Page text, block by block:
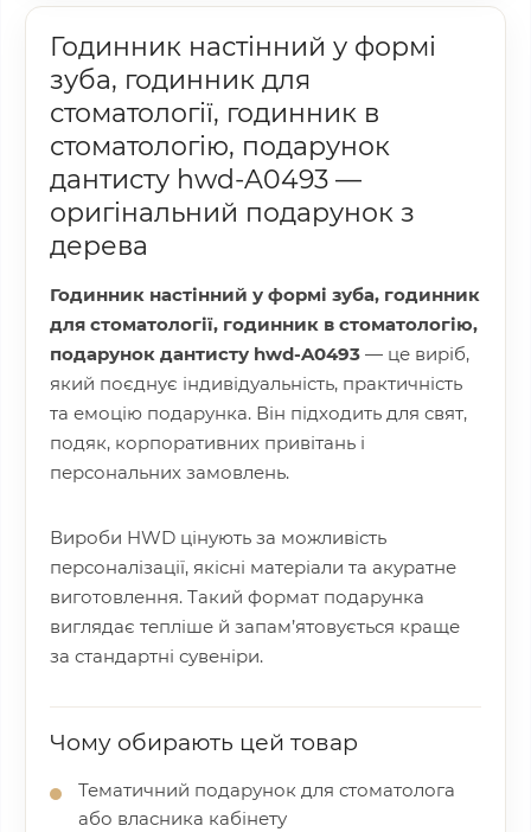
Годинник настінний у формі
зуба, годинник для
стоматології, годинник в
стоматологію, подарунок
дантисту hwd-A0493 —
оригінальний подарунок з
дерева
Годинник настінний у формі зуба, годинник
для стоматології, годинник в стоматологію,
подарунок дантисту hwd-A0493 — це виріб,
який поєднує індивідуальність, практичність
та емоцію подарунка. Він підходить для свят,
подяк, корпоративних привітань і
персональних замовлень.
Вироби HWD цінують за можливість
персоналізації, якісні матеріали та акуратне
виготовлення. Такий формат подарунка
виглядає тепліше й запам’ятовується краще
за стандартні сувеніри.
Чому обирають цей товар
Тематичний подарунок для стоматолога
або власника кабінету